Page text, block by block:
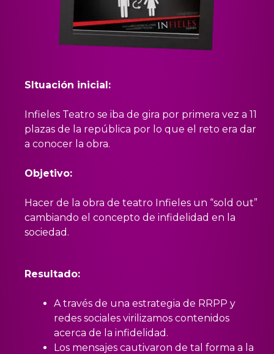
SItuación inicial:
Infieles Teatro se iba de gira por primera vez a 11
plazas de la república por lo que el reto era dar
a conocer la obra.
Objetivo:
Hacer de la obra de teatro Infieles un “sold out”
cambiando el concepto de infidelidad en la
sociedad.
Resultado:
A través de una estrategia de RRPP y
redes sociales virilizamos contenidos
acerca de la infidelidad.
Los mensajes cautivaron de tal forma a la